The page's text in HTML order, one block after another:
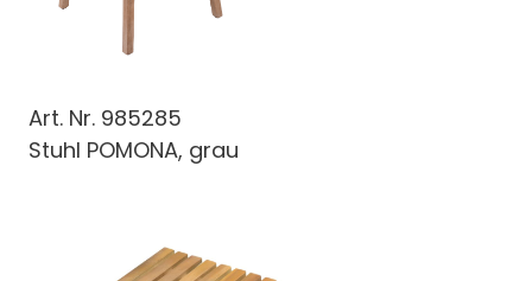
Art. Nr. 985285
Stuhl POMONA, grau